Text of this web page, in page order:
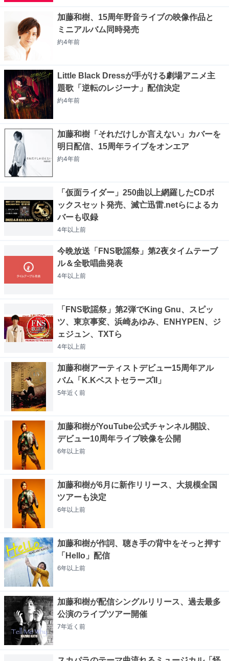
加藤和樹、15周年野音ライブの映像作品と
ミニアルバム同時発売
約4年前
Little Black Dressが手がける劇場アニメ主
題歌「逆転のレジーナ」配信決定
約4年前
加藤和樹「それだけしか言えない」カバーを
明日配信、15周年ライブをオンエア
約4年前
「仮面ライダー」250曲以上網羅したCDボ
ックスセット発売、滅亡迅雷.netらによるカ
バーも収録
4年以上前
今晩放送「FNS歌謡祭」第2夜タイムテーブ
ル＆全歌唱曲発表
4年以上前
「FNS歌謡祭」第2弾でKing Gnu、スピッ
ツ、東京事変、浜崎あゆみ、ENHYPEN、ジ
ェジュン、TXTら
4年以上前
加藤和樹アーティストデビュー15周年アル
バム「K.KベストセラーズII」
5年近く 前
加藤和樹がYouTube公式チャンネル開設、
デビュー10周年ライブ映像を公開
6年以上前
加藤和樹が6月に新作リリース、大規模全国
ツアーも決定
6年以上前
加藤和樹が作詞、聴き手の背中をそっと押す
「Hello」配信
6年以上前
加藤和樹が配信シングルリリース、過去最多
公演のライブツアー開催
7年近く 前